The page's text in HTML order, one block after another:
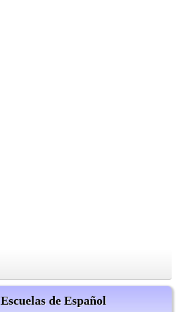
Escuelas de Español